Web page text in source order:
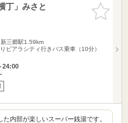
お気に入
りに追加
丁」みさと
新三郷駅1.59km
ピアラシティ行きバス乗車（10分）
24:00
内部が楽しいスーパー銭湯です。